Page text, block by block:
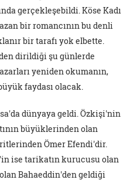
gerçekleşebildi. Köse Kadı
bir romancının bu denli
bir tarafı yok elbette.
dirildiği şu günlerde
yeniden okumanın,
faydası olacak.
dünyaya geldi. Özkişi'nin
büyüklerinden olan
Ömer Efendi'dir.
ise tarikatın kurucusu olan
Bahaeddin'den geldiği